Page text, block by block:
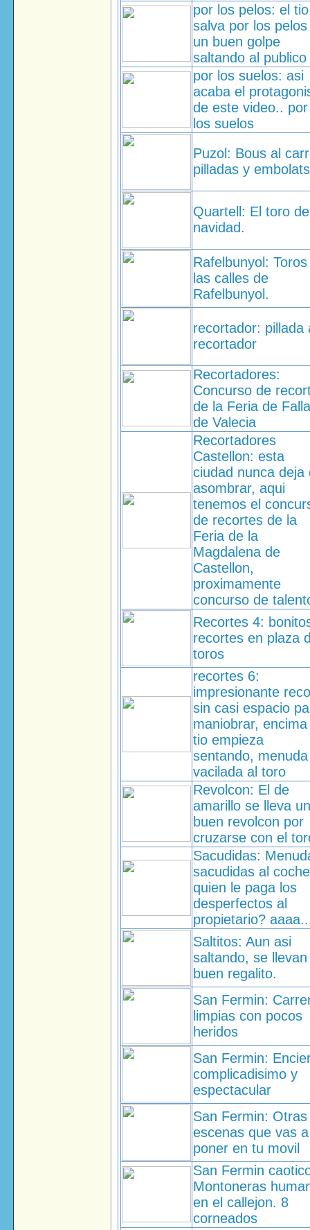
por los pelos: el
salva por los
un buen golpe
saltando al publico
por los suelos: asi
acaba el
de este video.. por
los suelos
Puzol: Bous al
pilladas y
Quartell: El toro
navidad.
Rafelbunyol:
las calles de
Rafelbunyol.
recortador: pillada
recortador
Recortadores:
Concurso de
de la Feria de
de Valecia
Recortadores
Castellon: esta
ciudad nunca deja
asombrar, aqui
tenemos el
de recortes de la
Feria de la
Magdalena de
Castellon,
proximamente
concurso de
Recortes 4:
recortes en plaza
toros
recortes 6:
impresionante
sin casi espacio
maniobrar, encima
tio empieza
sentando, menuda
vacilada al toro
Revolcon: El de
amarillo se lleva un
buen revolcon por
cruzarse con el
Sacudidas:
sacudidas al
quien le paga los
desperfectos al
propietario?
Saltitos: Aun asi
saltando, se
buen regalito.
San Fermin:
limpias con pocos
heridos
San Fermin:
complicadisimo y
espectacular
San Fermin: Otras
escenas que vas a
poner en tu movil
San Fermin
Montoneras
en el callejon. 8
corneados